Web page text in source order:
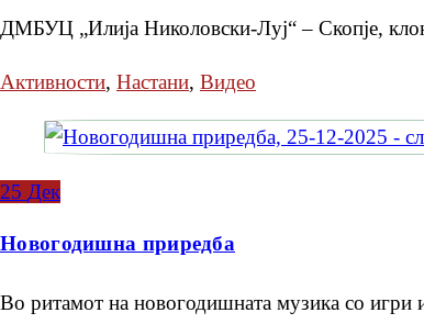
ДМБУЦ „Илија Николовски-Луј“ – Скопје,
Активности, Настани, Видео
25 Дек
Новогодишна приредба
Во ритамот на новогодишната музика со игри